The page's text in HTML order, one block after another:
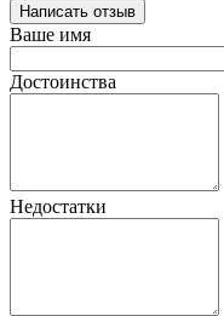
Написать отзыв
Ваше имя
Достоинства
Недостатки